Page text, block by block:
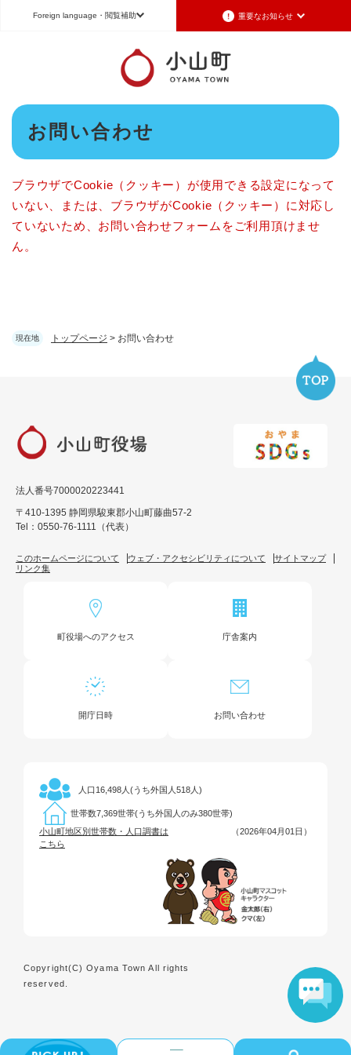
メニューを飛ばして本文へ
Foreign language ・閲覧補助 重要なお知らせ
Foreign language
日本語（Japanese） English（英語）
中文（簡体字）
Português（ポルトガル語）
文字サイズ 標準 拡大 背景色変更 白 黒 青
現在地 トップページ > お問い合わせ
本
お問い合わせ
ブラウザでCookie（クッキー）が使用できる設定になって
いない、または、ブラウザがCookie（クッキー）に対応し
ていないため、お問い合わせフォームをご利用頂けませ
ん。
法人番号7000020223441
〒410-1395 静岡県駿東郡小山町藤曲57-2
Tel：0550-76-1111（代表）
このホームページについて ウェブ・アクセシビリティについて
サイトマップ
リンク集
町役場へのアクセス 庁舎案内
開庁日時 お問い合わせ
人口 16,498人(うち外国人518人)
世帯数7,369世帯(うち外国人のみ380世帯)
小山町地区別世帯数・人口調書は
こちら
（2026年04月01日）
Copyright(C) Oyama Town All rights
reserved.